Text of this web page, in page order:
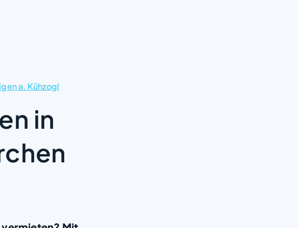
a. Kühzogl
in